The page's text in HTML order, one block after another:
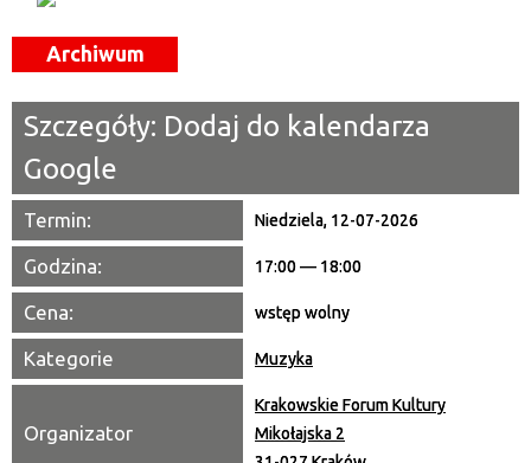
Promowane
Archiwum
Szczegóły: Dodaj do kalendarza
Google
Termin: Niedziela, 12-07-2026
Godzina: 17:00 — 18:00
Cena: wstęp wolny
Kategorie Muzyka
Organizator
Krakowskie Forum Kultury
Mikołajska 2